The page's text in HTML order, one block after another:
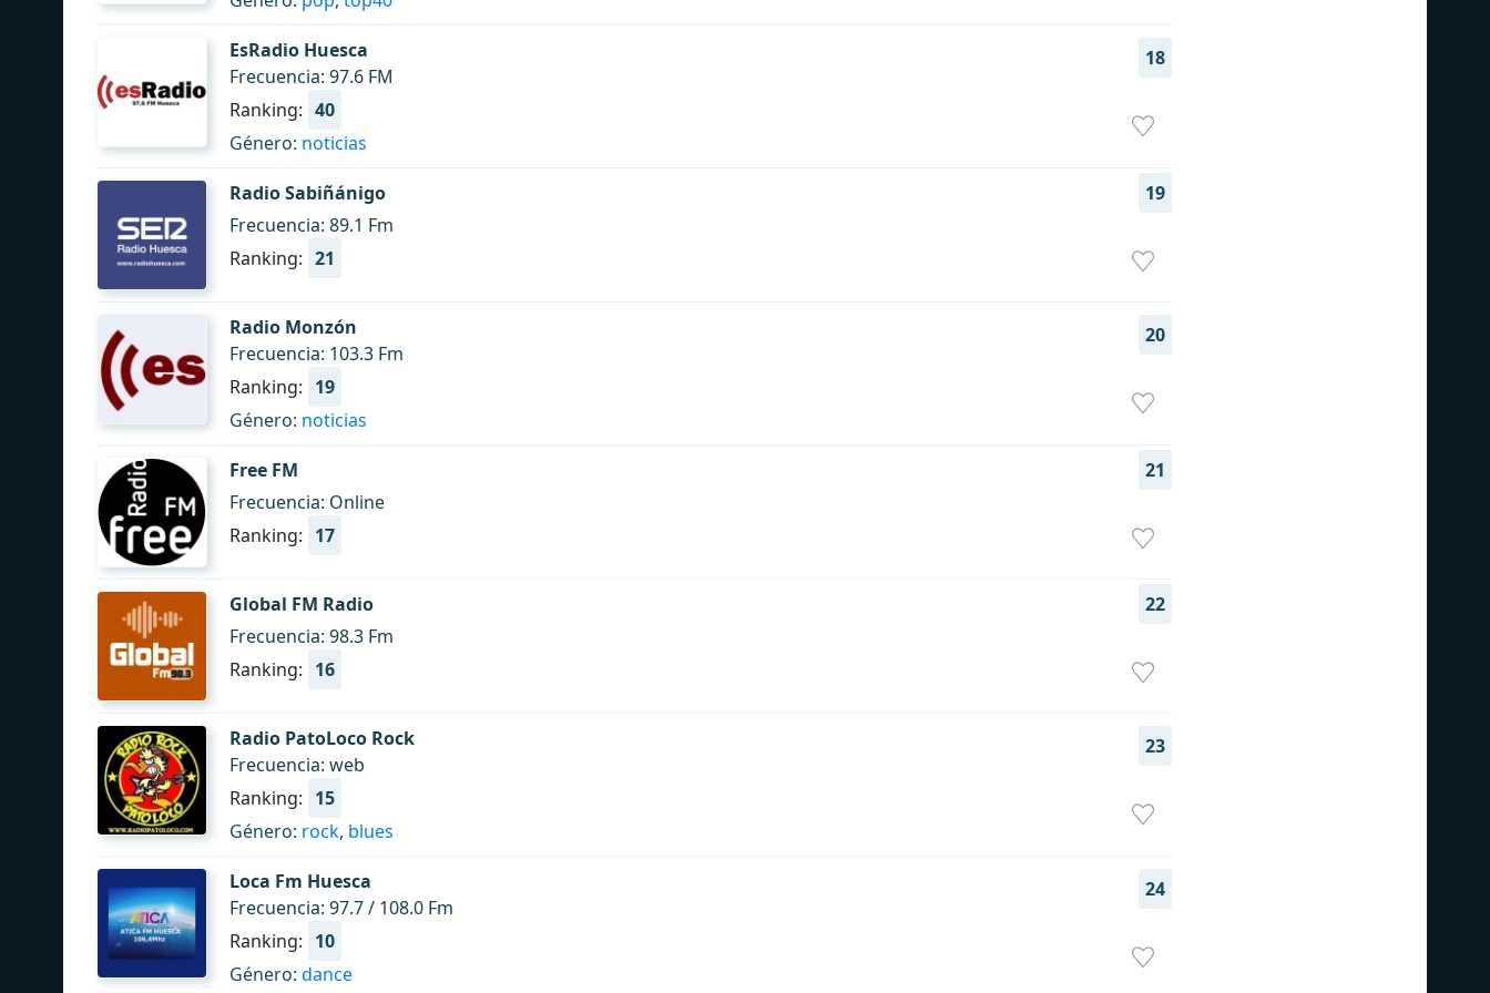
EsRadio Huesca 18
Frecuencia: 97.6 FM
Ranking: 40
Género: noticias
Radio Sabiñánigo
19
Frecuencia: 89.1 Fm
Ranking: 21
Radio Monzón 20
Frecuencia: 103.3 Fm
Ranking: 19
Género: noticias
Free FM
21
Frecuencia: Online
Ranking: 17
Global FM Radio
22
Frecuencia: 98.3 Fm
Ranking: 16
Radio PatoLoco Rock 23
Frecuencia: web
Ranking: 15
Género: rock, blues
Loca Fm Huesca 24
Frecuencia: 97.7 / 108.0 Fm
Ranking: 10
Género: dance